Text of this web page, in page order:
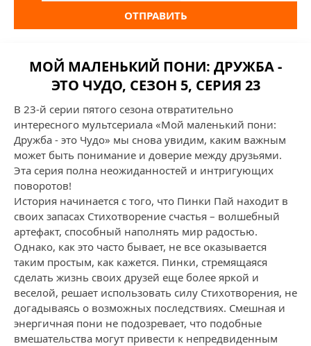
ОТПРАВИТЬ
МОЙ МАЛЕНЬКИЙ ПОНИ: ДРУЖБА -
ЭТО ЧУДО, СЕЗОН 5, СЕРИЯ 23
В 23-й серии пятого сезона отвратительно
интересного мультсериала «Мой маленький пони:
Дружба - это Чудо» мы снова увидим, каким важным
может быть понимание и доверие между друзьями.
Эта серия полна неожиданностей и интригующих
поворотов!
История начинается с того, что Пинки Пай находит в
своих запасах Стихотворение счастья – волшебный
артефакт, способный наполнять мир радостью.
Однако, как это часто бывает, не все оказывается
таким простым, как кажется. Пинки, стремящаяся
сделать жизнь своих друзей еще более яркой и
веселой, решает использовать силу Стихотворения, не
догадываясь о возможных последствиях. Смешная и
энергичная пони не подозревает, что подобные
вмешательства могут привести к непредвиденным